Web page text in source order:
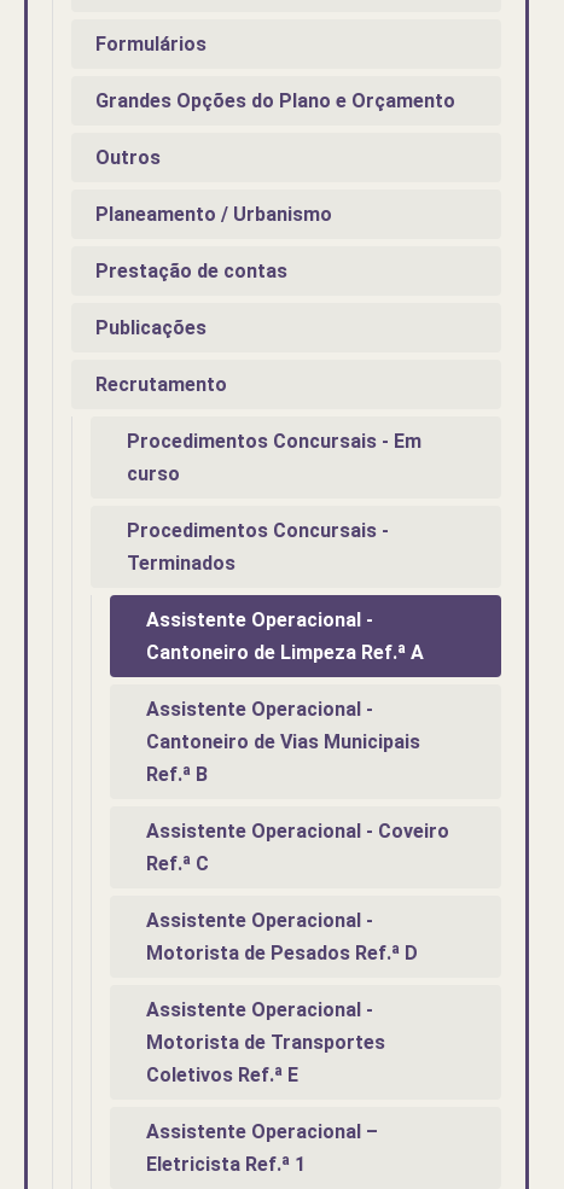
Formulários
Grandes Opções do Plano e Orçamento
Outros
Planeamento / Urbanismo
Prestação de contas
Publicações
Recrutamento
Procedimentos Concursais - Em
curso
Procedimentos Concursais -
Terminados
Assistente Operacional -
Cantoneiro de Limpeza Ref.ª A
Assistente Operacional -
Cantoneiro de Vias Municipais
Ref.ª B
Assistente Operacional - Coveiro
Ref.ª C
Assistente Operacional -
Motorista de Pesados Ref.ª D
Assistente Operacional -
Motorista de Transportes
Coletivos Ref.ª E
Assistente Operacional –
Eletricista Ref.ª 1